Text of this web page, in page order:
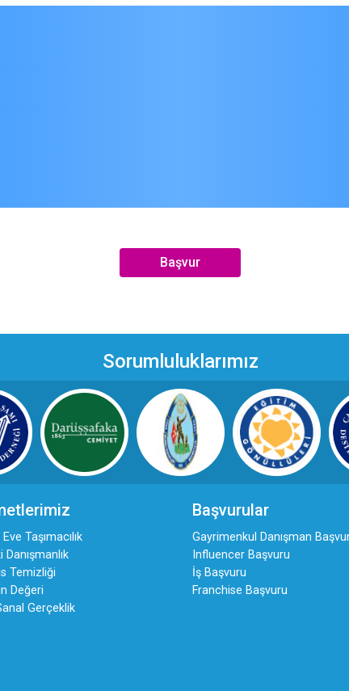
Başvur
Sorumluluklarımız
Taşımacılık
Danışmanlık
Temizliği
Değeri
Gerçeklik
Başvurular
Gayrimenkul Danışman
Influencer Başvuru
İş Başvuru
Franchise Başvuru